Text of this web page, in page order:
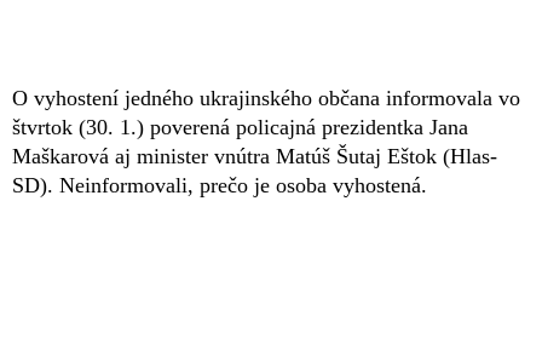
O vyhostení jedného ukrajinského občana informovala vo
štvrtok (30. 1.) poverená policajná prezidentka Jana
Maškarová aj minister vnútra Matúš Šutaj Eštok (Hlas-
SD). Neinformovali, prečo je osoba vyhostená.